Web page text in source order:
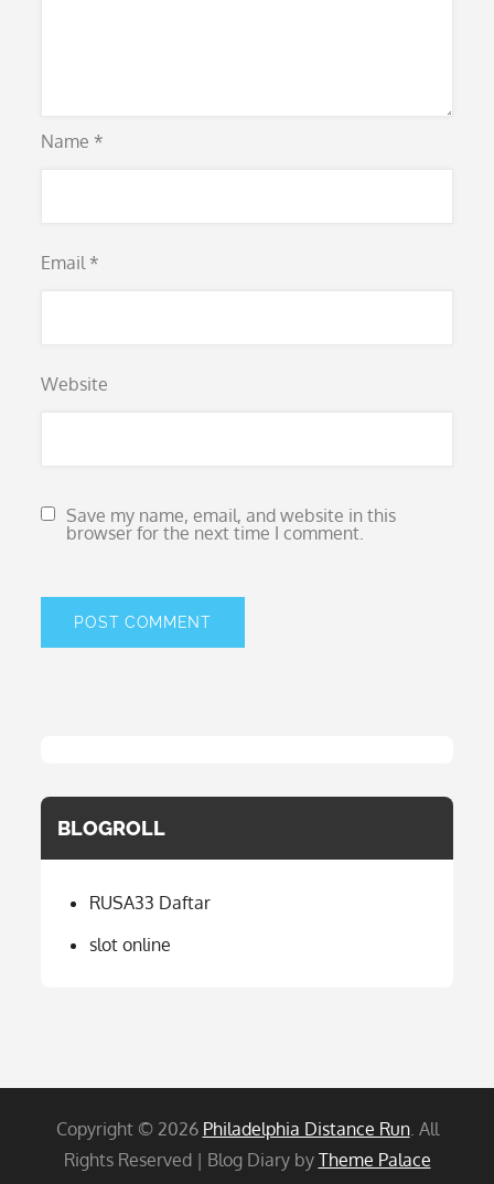
Name *
Email *
Website
Save my name, email, and website in this
browser for the next time I comment.
BLOGROLL
RUSA33 Daftar
slot online
Copyright © 2026 Philadelphia Distance Run. All
Rights Reserved | Blog Diary by Theme Palace